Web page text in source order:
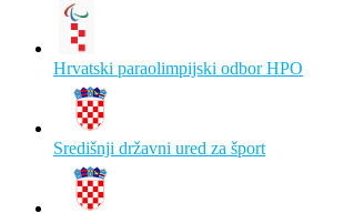
Hrvatski paraolimpijski odbor HPO
Središnji državni ured za šport